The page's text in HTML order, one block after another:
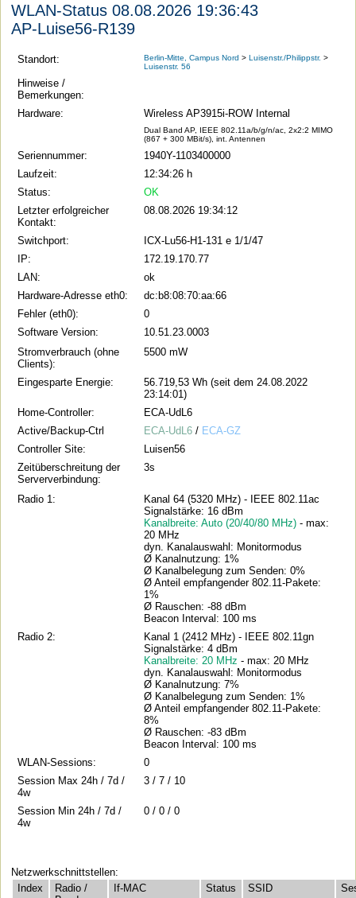
Universität
zu
Berlin
Computer-
und
WLAN-Status 08.08.2026 19:36:43
AP-Luise56-R139
Standort: Berlin-Mitte, Campus Nord >Luisenstr./Philippstr. >
Luisenstr. 56
Hinweise /
Bemerkungen:
Hardware:
Wireless AP3915i-ROW Internal
Dual Band AP, IEEE 802.11a/b/g/n/ac, 2x2:2 MIMO
(867 + 300 MBit/s), int. Antennen
Seriennummer:
1940Y-1103400000
Laufzeit:
12:34:26 h
Status:
OK
Letzter erfolgreicher
Kontakt:
08.08.2026 19:34:12
Switchport:
ICX-Lu56-H1-131 e 1/1/47
IP:
172.19.170.77
LAN:
ok
Hardware-Adresse eth0:
dc:b8:08:70:aa:66
Fehler (eth0):
0
Software Version:
10.51.23.0003
Stromverbrauch (ohne
Clients):
5500 mW
Eingesparte Energie:
56.719,53 Wh (seit dem 24.08.2022
23:14:01)
Home-Controller:
ECA-UdL6
Active/Backup-Ctrl
ECA-UdL6 / ECA-GZ
Controller Site:
Luisen56
Zeitüberschreitung der
Serververbindung:
3s
Radio 1:
Kanal 64 (5320 MHz) - IEEE 802.11ac
Signalstärke: 16 dBm
Kanalbreite: Auto (20/40/80 MHz)- max:
20 MHz
dyn. Kanalauswahl: Monitormodus
Ø Kanalnutzung: 1%
Ø Kanalbelegung zum Senden: 0%
Ø Anteil empfangender 802.11-Pakete:
1%
Ø Rauschen: -88 dBm
Beacon Interval: 100 ms
Radio 2:
Kanal 1 (2412 MHz) - IEEE 802.11gn
Signalstärke: 4 dBm
Kanalbreite: 20 MHz- max: 20 MHz
dyn. Kanalauswahl: Monitormodus
Ø Kanalnutzung: 7%
Ø Kanalbelegung zum Senden: 1%
Ø Anteil empfangender 802.11-Pakete:
8%
Ø Rauschen: -83 dBm
Beacon Interval: 100 ms
WLAN-Sessions:
0
Session Max 24h / 7d /
4w
3 / 7 / 10
Session Min 24h / 7d /
4w
0 / 0 / 0
Netzwerkschnittstellen:
Index
Radio /
If-MAC Status SSID